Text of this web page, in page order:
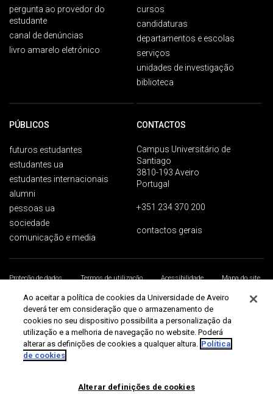
pergunta ao provedor do
estudante
canal de denúncias
livro amarelo eletrónico
cursos
candidaturas
departamentos e escolas
serviços
unidades de investigação
biblioteca
PÚBLICOS
futuros estudantes
estudantes ua
estudantes internacionais
alumni
pessoas ua
sociedade
comunicação e media
CONTACTOS
Campus Universitário de
Santiago
3810-193 Aveiro
Portugal
+351 234 370 200
contactos gerais
Proteção de dados Termos de utilização Acessibilidade
Mapa do site
Universidade de Aveiro 2026
Ao aceitar a política de cookies da Universidade de Aveiro
deverá ter em consideração que o armazenamento de
cookies no seu dispositivo possibilita a personalização da
utilização e a melhoria de navegação no website. Poderá
alterar as definições de cookies a qualquer altura. Política
de cookies
Alterar definições de cookies